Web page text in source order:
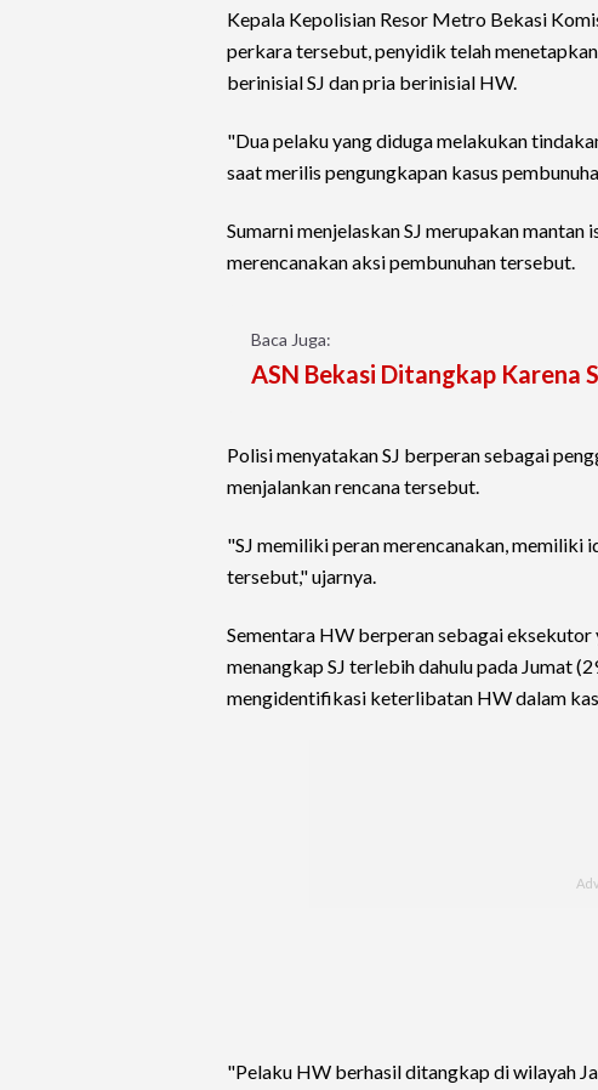
Kepala Kepolisian Resor Metro Bekasi
perkara tersebut, penyidik telah
berinisial SJ dan pria berinisial HW.
"Dua pelaku yang diduga melakukan
saat merilis pengungkapan kasus
Sumarni menjelaskan SJ merupakan
merencanakan aksi pembunuhan tersebut.
Baca Juga:
ASN Bekasi Ditangkap Karena
Polisi menyatakan SJ berperan sebagai
menjalankan rencana tersebut.
"SJ memiliki peran merencanakan, memiliki
tersebut," ujarnya.
Sementara HW berperan sebagai
menangkap SJ terlebih dahulu pada Jumat
mengidentifikasi keterlibatan HW dalam
"Pelaku HW berhasil ditangkap di wilayah